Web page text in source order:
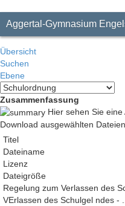
Aggertal-Gymnasium
Übersicht
Suchen
Ebene
Zusammenfassung
Hier sehen Sie
Download ausgewählten Dateien
Titel
Dateiname
Lizenz
Dateigröße
Regelung zum Verlassen des
VErlassen des Schulgel ndes -